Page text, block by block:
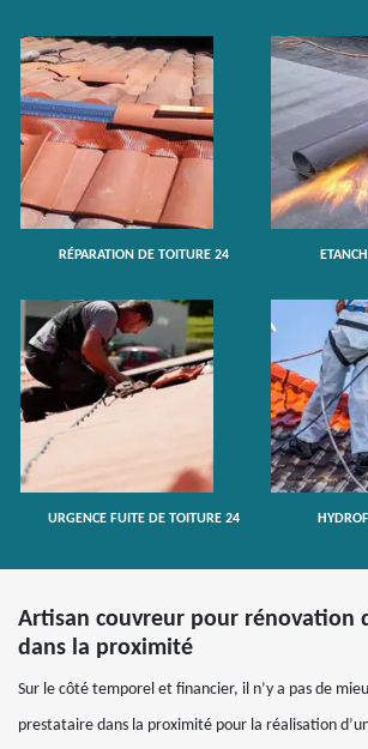
RÉPARATION DE TOITURE 24
URGENCE FUITE DE TOITURE 24
Artisan couvreur pour rénovation
dans la proximité
Sur le côté temporel et financier, il n’y a pas de
prestataire dans la proximité pour la réalisation